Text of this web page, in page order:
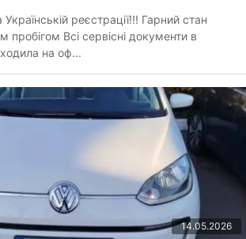
реєстрації!!! Гарний стан
документи в
на оф...
14.05.2026